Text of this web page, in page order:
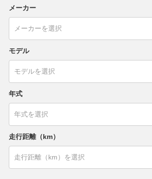
メーカー
モデル
年式
走行距離（km）